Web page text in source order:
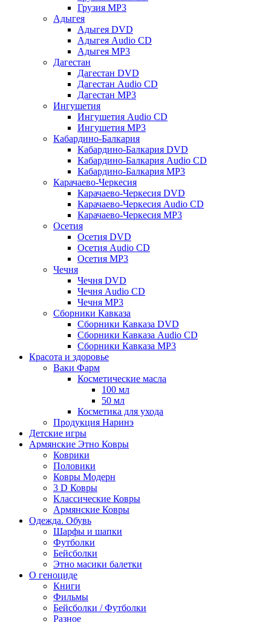
Грузия MP3
Адыгея
Адыгея DVD
Адыгея Audio CD
Адыгея MP3
Дагестан
Дагестан DVD
Дагестан Audio CD
Дагестан MP3
Ингушетия
Ингушетия Audio CD
Ингушетия MP3
Кабардино-Балкария
Кабардино-Балкария DVD
Кабардино-Балкария Audio CD
Кабардино-Балкария MP3
Карачаево-Черкесия
Карачаево-Черкесия DVD
Карачаево-Черкесия Audio CD
Карачаево-Черкесия MP3
Осетия
Осетия DVD
Осетия Audio CD
Осетия MP3
Чечня
Чечня DVD
Чечня Audio CD
Чечня MP3
Сборники Кавказа
Сборники Кавказа DVD
Сборники Кавказа Audio CD
Сборники Кавказа MP3
Красота и здоровье
Ваки Фарм
Косметические масла
100 мл
50 мл
Косметика для ухода
Продукция Наринэ
Детские игры
Армянские Этно Ковры
Коврики
Половики
Ковры Модерн
3 D Ковры
Классические Ковры
Армянские Ковры
Одежда. Обувь
Шарфы и шапки
Футболки
Бейсболки
Этно масики балетки
О геноциде
Книги
Фильмы
Бейсболки / Футболки
Разное